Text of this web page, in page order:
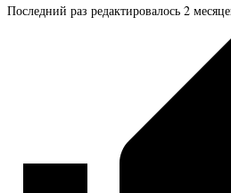
Последний раз редактировалось 2